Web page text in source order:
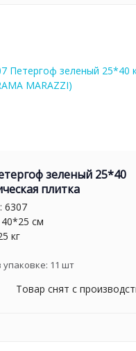
зеленый 25*40
плитка
6307
см
кг
упаковке: 11 шт
Товар снят с